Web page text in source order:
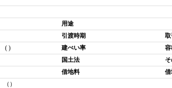
用途
引渡時期
( ) 建ぺい率
国土法
借地料
借
（）